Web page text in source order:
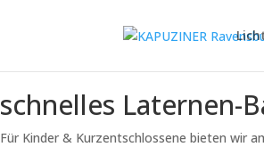
schnelles Laternen-
Für Kinder & Kurzentschlossene bieten wir